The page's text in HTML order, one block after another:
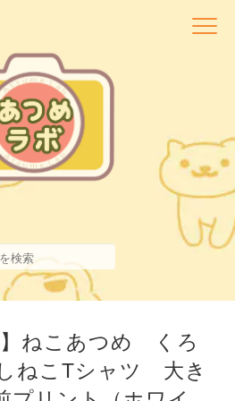
】ねこあつめ くろ
ねこTシャツ 大き